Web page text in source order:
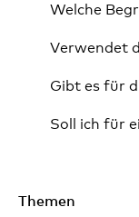
Welche
Verwendet
Gibt es für
Soll ich für
Themen